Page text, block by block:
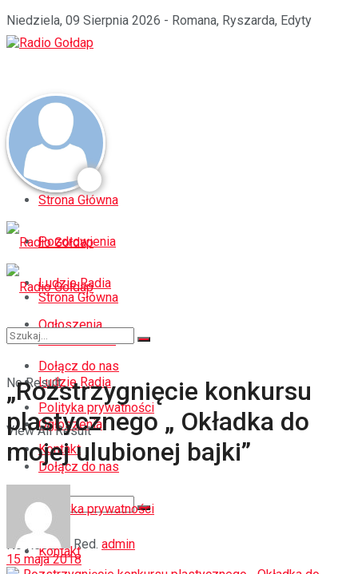
Niedziela, 09 Sierpnia 2026 - Romana, Ryszarda, Edyty
Strona Główna
Pozdrowienia
Ludzie Radia
Ogłoszenia
Dołącz do nas
Polityka prywatności
Kontakt
No Result
Strona Główna
Pozdrowienia
Ludzie Radia
Ogłoszenia
Dołącz do nas
Polityka prywatności
Kontakt
No Result
View All Result
„Rozstrzygnięcie konkursu
plastycznego „ Okładka do
mojej ulubionej bajki”
Red. admin
15 maja 2018